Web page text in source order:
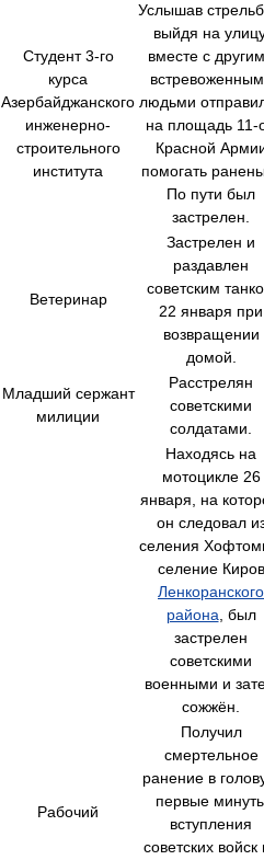
Студент 3-го
курса
Азербайджанского
инженерно-
строительного
института
Услышав
выйдя на
вместе с
людьми
на площадь 11-
Красной
помогать
По пути был
застрелен.
Ветеринар
Застрелен и
раздавлен
советским
22 января при
возвращении
домой.
Младший сержант
милиции
Расстрелян
советскими
солдатами.
Находясь на
мотоцикле 26
января, на
он следовал
селения
селение Киров
Ленкоранского
района , был
застрелен
советскими
военными и
сожжён.
Рабочий
Получил
смертельное
ранение в
первые
вступления
советских войск